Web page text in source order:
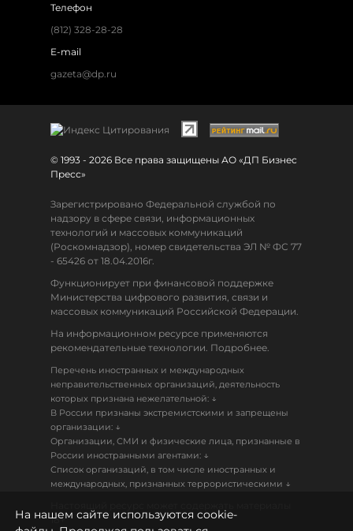
Телефон
(812) 328-28-28
E-mail
gazeta@dp.ru
© 1993 - 2026 Все права защищены АО «ДП Бизнес
Пресс»
Зарегистрировано Федеральной службой по
надзору в сфере связи, информационных
технологий и массовых коммуникаций
(Роскомнадзор), номер свидетельства ЭЛ № ФС 77
- 65426 от 18.04.2016г.
Функционирует при финансовой поддержке
Министерства цифрового развития, связи и
массовых коммуникаций Российской Федерации.
На информационном ресурсе применяются
рекомендательные технологии. Подробнее.
Перечень иностранных и международных
неправительственных организаций, деятельность
которых признана нежелательной: ↓
В России признаны экстремистскими и запрещены
организации: ↓
Организации, СМИ и физические лица, признанные в
России иностранными агентами: ↓
Список организаций, в том числе иностранных и
международных, признанных террористическими ↓
18+
На нашем сайте используются cookie-